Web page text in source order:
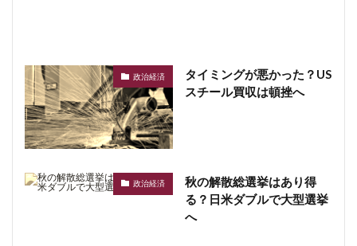
政治経済
タイミングが悪かった？US
スチール買収は頓挫へ
政治経済
秋の解散総選挙はあり得
る？日米ダブルで大型選挙
へ